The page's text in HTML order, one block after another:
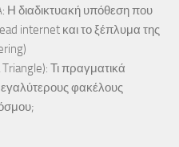
Η διαδικτυακή υπόθεση που
internet και το ξέπλυμα της
Τι πραγματικά
φακέλους